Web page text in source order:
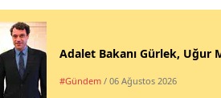
Adalet Bakanı Gürlek, Uğur
#Gündem / 06 Ağustos 2026